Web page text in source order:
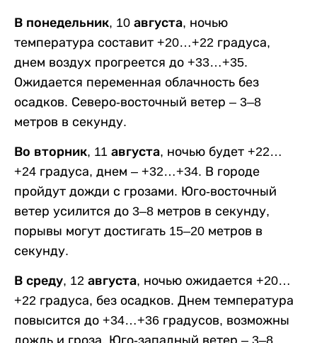
В понедельник, 10 августа, ночью
температура составит +20…+22 градуса,
днем воздух прогреется до +33…+35.
Ожидается переменная облачность без
осадков. Северо-восточный ветер – 3–8
метров в секунду.
Во вторник, 11 августа, ночью будет +22…
+24 градуса, днем – +32…+34. В городе
пройдут дожди с грозами. Юго-восточный
ветер усилится до 3–8 метров в секунду,
порывы могут достигать 15–20 метров в
секунду.
В среду, 12 августа, ночью ожидается +20…
+22 градуса, без осадков. Днем температура
повысится до +34…+36 градусов, возможны
дождь и гроза. Юго-западный ветер – 3–8